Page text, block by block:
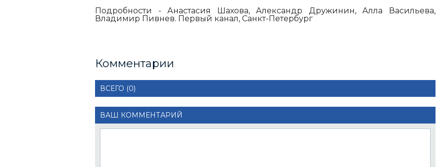
Подробности - Анастасия Шахова, Александр Дружинин, Алла Васильева,
Владимир Пивнев. Первый канал, Санкт-Петербург
Комментарии
ВСЕГО (0)
ВАШ КОММЕНТАРИЙ